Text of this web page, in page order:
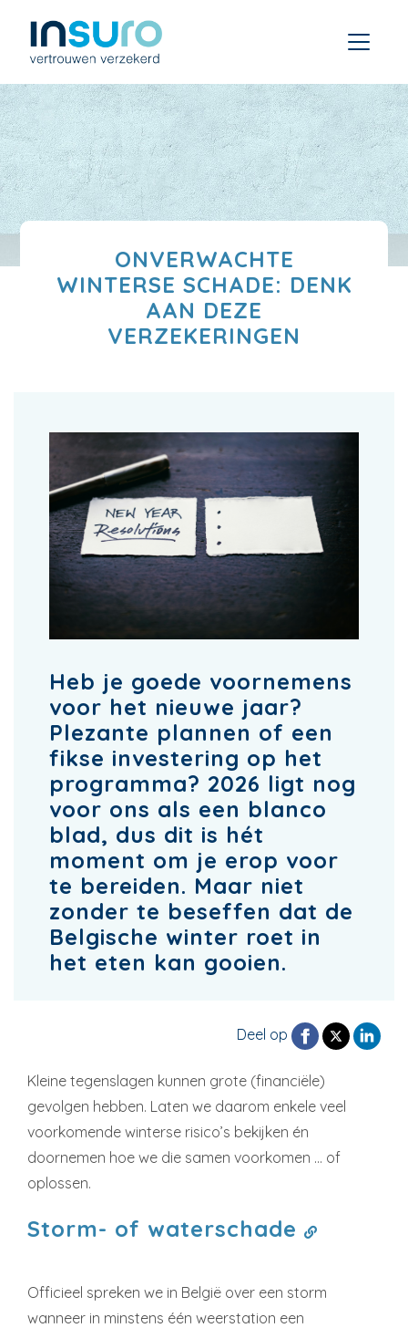
ONVERWACHTE
WINTERSE SCHADE: DENK
AAN DEZE
VERZEKERINGEN
Heb je goede voornemens
voor het nieuwe jaar?
Plezante plannen of een
fikse investering op het
programma? 2026 ligt nog
voor ons als een blanco
blad, dus dit is hét
moment om je erop voor
te bereiden. Maar niet
zonder te beseffen dat de
Belgische winter roet in
het eten kan gooien.
Deel op
Kleine tegenslagen kunnen grote (financiële)
gevolgen hebben. Laten we daarom enkele veel
voorkomende winterse risico’s bekijken én
doornemen hoe we die samen voorkomen … of
oplossen.
Storm- of waterschade
Officieel spreken we in België over een storm
wanneer in minstens één weerstation een